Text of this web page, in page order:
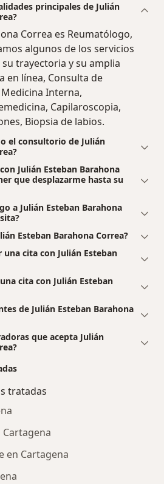
principales de Julián
Correa es Reumatólogo,
algunos de los servicios
trayectoria y su amplia
en línea, Consulta de
Interna,
Capilaroscopia,
Biopsia de labios.
el consultorio de Julián
Julián Esteban Barahona
que desplazarme hasta su
a Julián Esteban Barahona
Esteban Barahona Correa?
cita con Julián Esteban
cita con Julián Esteban
de Julián Esteban Barahona
que acepta Julián
tratadas
en Cartagena